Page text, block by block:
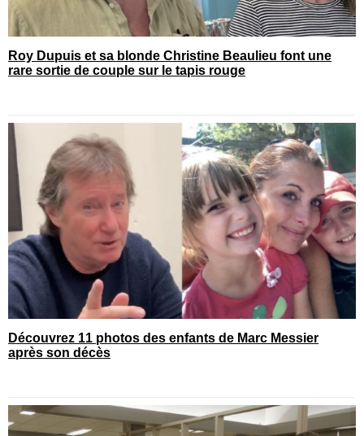
Roy Dupuis et sa blonde Christine Beaulieu font une
rare sortie de couple sur le tapis rouge
Découvrez 11 photos des enfants de Marc Messier
après son décès